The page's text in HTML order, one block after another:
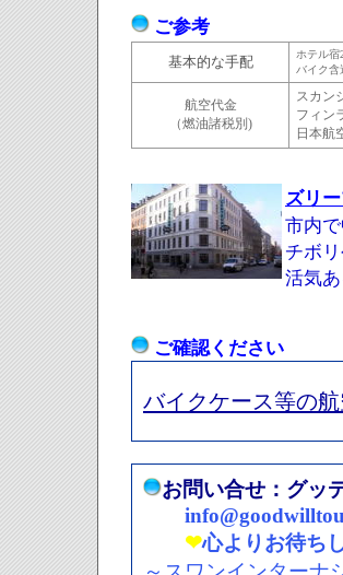
ご参考
基本的な手配
ホテル宿
バイク含
航空代金
（燃油諸税別 )
スカン
フィン
日本航
ズリ
市内
チボ
活気
ご確認ください
バイクケース等の
お問い合せ：グッ
❤心よりお待ち